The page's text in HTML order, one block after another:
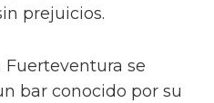
prejuicios.
Fuerteventura se
bar conocido por su